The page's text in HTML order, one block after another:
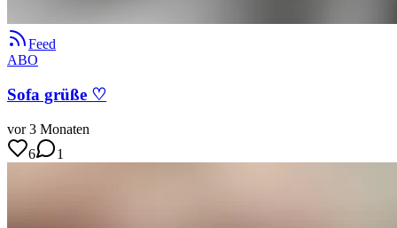
Feed
ABO
Sofa grüße ♡
vor 3 Monaten
6
1